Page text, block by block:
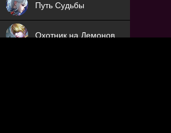
Путь Судьбы
Охотник на Демонов
ХИТ